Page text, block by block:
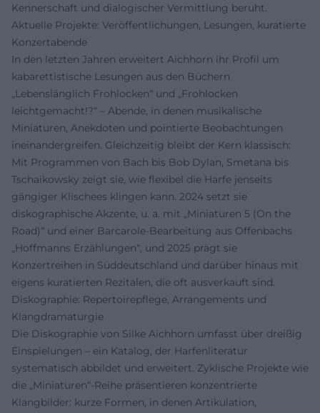
Kennerschaft und dialogischer Vermittlung beruht.
Aktuelle Projekte: Veröffentlichungen, Lesungen, kuratierte
Konzertabende
In den letzten Jahren erweitert Aichhorn ihr Profil um
kabarettistische Lesungen aus den Büchern
„Lebenslänglich Frohlocken“ und „Frohlocken
leichtgemacht!?“ – Abende, in denen musikalische
Miniaturen, Anekdoten und pointierte Beobachtungen
ineinandergreifen. Gleichzeitig bleibt der Kern klassisch:
Mit Programmen von Bach bis Bob Dylan, Smetana bis
Tschaikowsky zeigt sie, wie flexibel die Harfe jenseits
gängiger Klischees klingen kann. 2024 setzt sie
diskographische Akzente, u. a. mit „Miniaturen 5 (On the
Road)“ und einer Barcarole-Bearbeitung aus Offenbachs
„Hoffmanns Erzählungen“, und 2025 prägt sie
Konzertreihen in Süddeutschland und darüber hinaus mit
eigens kuratierten Rezitalen, die oft ausverkauft sind.
Diskographie: Repertoirepflege, Arrangements und
Klangdramaturgie
Die Diskographie von Silke Aichhorn umfasst über dreißig
Einspielungen – ein Katalog, der Harfenliteratur
systematisch abbildet und erweitert. Zyklische Projekte wie
die „Miniaturen“-Reihe präsentieren konzentrierte
Klangbilder: kurze Formen, in denen Artikulation,